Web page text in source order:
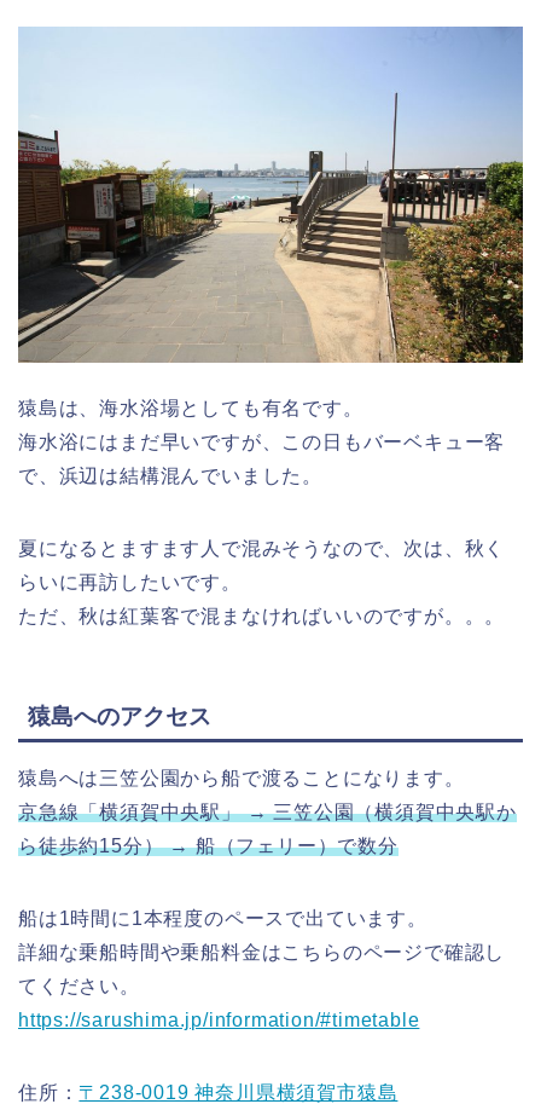
猿島は、海水浴場としても有名です。
海水浴にはまだ早いですが、この日もバーベキュー客
で、浜辺は結構混んでいました。
夏になるとますます人で混みそうなので、次は、秋く
らいに再訪したいです。
ただ、秋は紅葉客で混まなければいいのですが。。。
猿島へのアクセス
猿島へは三笠公園から船で渡ることになります。
京急線「横須賀中央駅」 → 三笠公園（横須賀中央駅か
ら徒歩約15分） → 船（フェリー）で数分
船は1時間に1本程度のペースで出ています。
詳細な乗船時間や乗船料金はこちらのページで確認し
てください。
https://sarushima.jp/information/#timetable
住所： 〒238-0019 神奈川県横須賀市猿島